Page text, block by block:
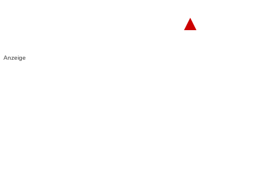
▲
Anzeige